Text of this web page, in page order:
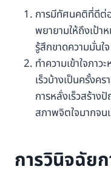
การมีทัศนคติที่ดีต่
พยายามให้ถึงเป้า
รู้สึกขาดความมั่นใจ
ทำความเข้าใจภา
เร็วบ้างเป็นครั้งค
การหลั่งเร็วสร้า
สภาพจิตใจมากจ
การวินิจฉัย